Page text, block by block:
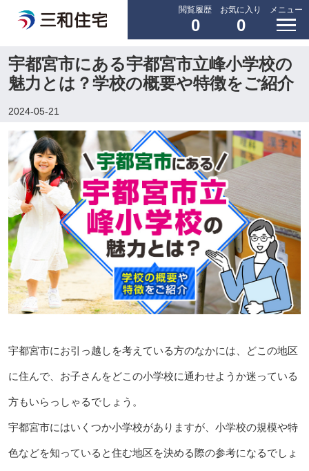
閲覧履歴
0
お気に入り
0
メニュー
宇都宮市にある宇都宮市立峰小学校の
魅力とは？学校の概要や特徴をご紹介
2024-05-21
宇都宮市にお引っ越しを考えている方のなかには、どこの地区
に住んで、お子さんをどこの小学校に通わせようか迷っている
方もいらっしゃるでしょう。
宇都宮市にはいくつか小学校がありますが、小学校の規模や特
色などを知っていると住む地区を決める際の参考になるでしょ